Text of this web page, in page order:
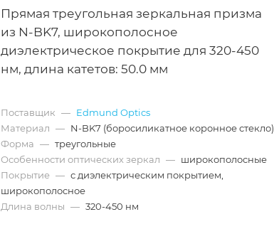
Прямая треугольная зеркальная призма
из N-BK7, широкополосное
диэлектрическое покрытие для 320-450
нм, длина катетов: 50.0 мм
Поставщик — Edmund Optics
Материал — N-BK7 (боросиликатное коронное стекло)
Форма — треугольные
Особенности оптических зеркал — широкополосные
Покрытие — с диэлектрическим покрытием,
широкополосное
Длина волны — 320-450 нм